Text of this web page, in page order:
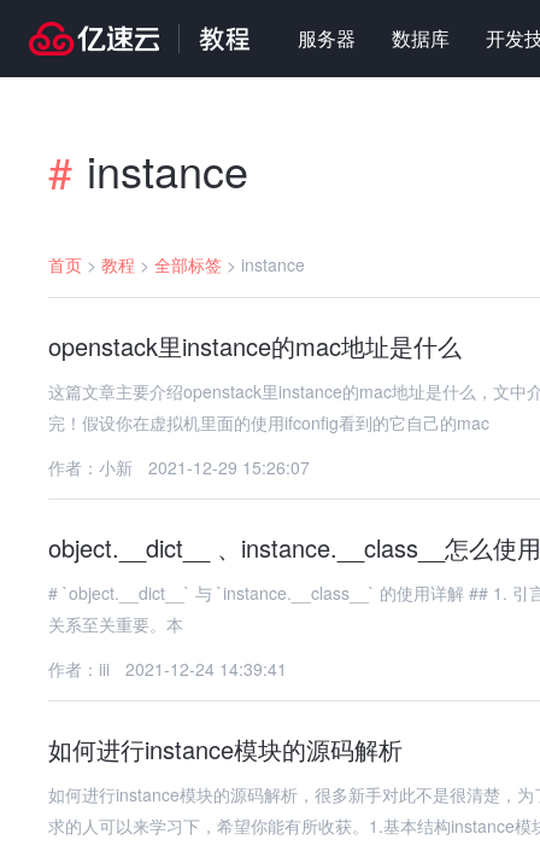
服务器 数据库 开发
# instance
首页 > 教程 > 全部标签 > instance
openstack里instance的mac地址是什么
这篇文章主要介绍openstack里instance的mac地址是什么，文
完！假设你在虚拟机里面的使用ifconfig看到的它自己的mac
作者：小新
2021-12-29 15:26:07
object.__dict__ 、instance.__class__怎么使用
# `object.__dict__` 与 `instance.__class__` 的使用详解 ## 1. 引言 在Python面向对象编程中，理解对象的属性存储方式和类与实例的
关系至关重要。本
作者：iii
2021-12-24 14:39:41
如何进行instance模块的源码解析
如何进行instance模块的源码解析，很多新手对此不是很清楚，
求的人可以来学习下，希望你能有所收获。1.基本结构instance模